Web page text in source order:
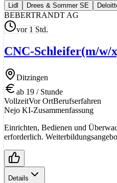
Lidl Drees & Sommer SE
BEBERTRANDT AG
vor 1 Std.
CNC-Schleifer(m/w/
Ditzingen
ab 19 / Stunde
VollzeitVor OrtBerufserfahren
Nejo KI-Zusammenfassung
Einrichten, Bedienen und
erforderlich.
Details